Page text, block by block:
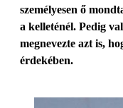
személyesen ő
a kelleténél. Pedig
megnevezte azt is,
érdekében.